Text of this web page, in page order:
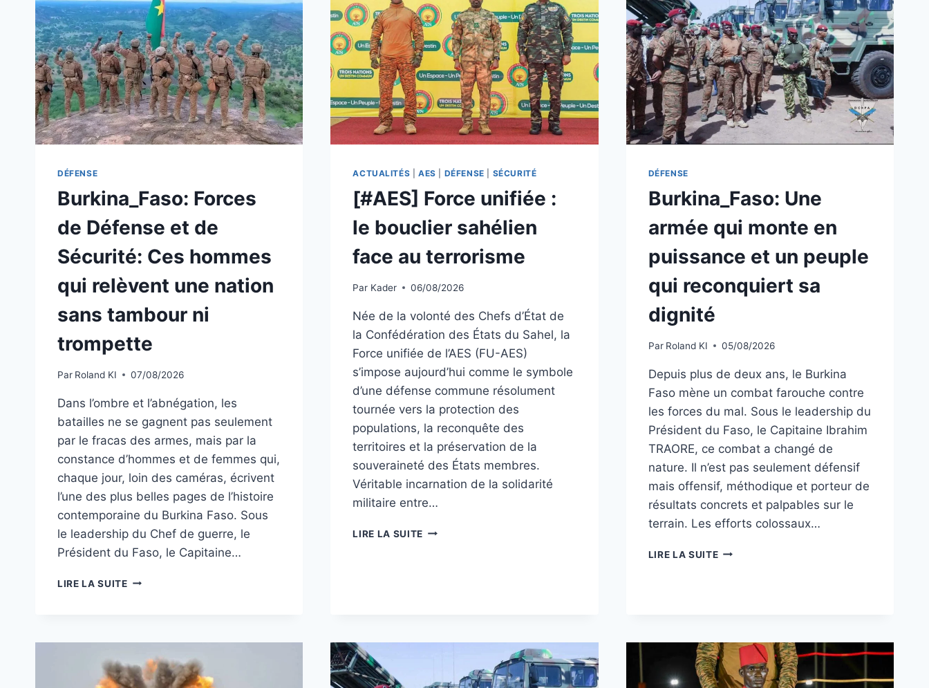
DÉFENSE
Burkina_Faso: Forces
de Défense et de
Sécurité: Ces hommes
qui relèvent une nation
sans tambour ni
trompette
Par Roland KI 07/08/2026
Dans l’ombre et l’abnégation, les
batailles ne se gagnent pas seulement
par le fracas des armes, mais par la
constance d’hommes et de femmes qui,
chaque jour, loin des caméras, écrivent
l’une des plus belles pages de l’histoire
contemporaine du Burkina Faso. Sous
le leadership du Chef de guerre, le
Président du Faso, le Capitaine…
LIRE LA SUITEBURKINA_FASO:
SÉCURITÉ:
CES
ACTUALITÉS |AES DÉFENSE SÉCURITÉ
[#AES] Force unifiée :
le bouclier sahélien
face au terrorisme
Par Kader 06/08/2026
Née de la volonté des Chefs d’État de
la Confédération des États du Sahel, la
Force unifiée de l’AES (FU-AES)
s’impose aujourd’hui comme le symbole
d’une défense commune résolument
tournée vers la protection des
populations, la reconquête des
territoires et la préservation de la
souveraineté des États membres.
Véritable incarnation de la solidarité
militaire entre…
LIRE LA SUITE [#AES]
DÉFENSE
Burkina_Faso: Une
armée qui monte en
puissance et un peuple
qui reconquiert sa
dignité
Par Roland KI 05/08/2026
Depuis plus de deux ans, le Burkina
Faso mène un combat farouche contre
les forces du mal. Sous le leadership du
Président du Faso, le Capitaine Ibrahim
TRAORE, ce combat a changé de
nature. Il n’est pas seulement défensif
mais offensif, méthodique et porteur de
résultats concrets et palpables sur le
terrain. Les efforts colossaux…
LIRE LA SUITEBURKINA_FASO:
ET
UN
PEUPLE